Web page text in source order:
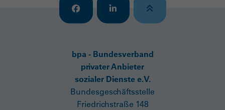
bpa - Bundesverband
privater Anbieter
sozialer Dienste e.V.
Bundesgeschäftsstelle
Friedrichstraße 148